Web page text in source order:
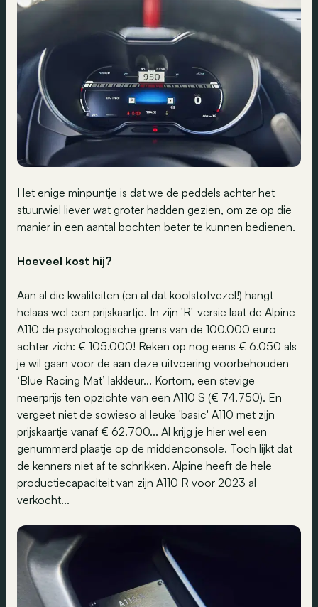
Het enige minpuntje is dat we de peddels achter het
stuurwiel liever wat groter hadden gezien, om ze op die
manier in een aantal bochten beter te kunnen bedienen.
Hoeveel kost hij?
Aan al die kwaliteiten (en al dat koolstofvezel!) hangt
helaas wel een prijskaartje. In zijn 'R'-versie laat de Alpine
A110 de psychologische grens van de 100.000 euro
achter zich: € 105.000! Reken op nog eens € 6.050 als
je wil gaan voor de aan deze uitvoering voorbehouden
‘Blue Racing Mat’ lakkleur... Kortom, een stevige
meerprijs ten opzichte van een A110 S (€ 74.750). En
vergeet niet de sowieso al leuke 'basic' A110 met zijn
prijskaartje vanaf € 62.700... Al krijg je hier wel een
genummerd plaatje op de middenconsole. Toch lijkt dat
de kenners niet af te schrikken. Alpine heeft de hele
productiecapaciteit van zijn A110 R voor 2023 al
verkocht...